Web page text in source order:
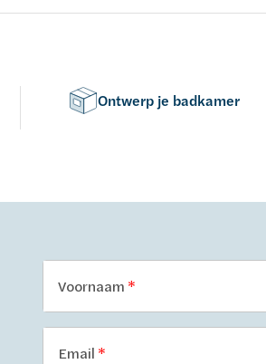
Ontwerp je badkamer
Voornaam
Email